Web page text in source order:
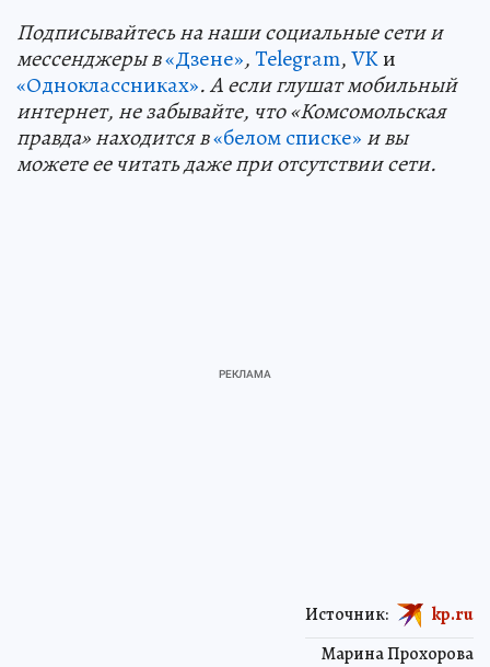
Подписывайтесь на наши социальные сети и
мессенджеры в«Дзене»,Telegram,VKи
«Одноклассниках». А если глушат мобильный
интернет, не забывайте, что «Комсомольская
правда» находится в«белом списке» и вы
можете ее читать даже при отсутствии сети.
Марина Прохорова
Источник: kp.ru